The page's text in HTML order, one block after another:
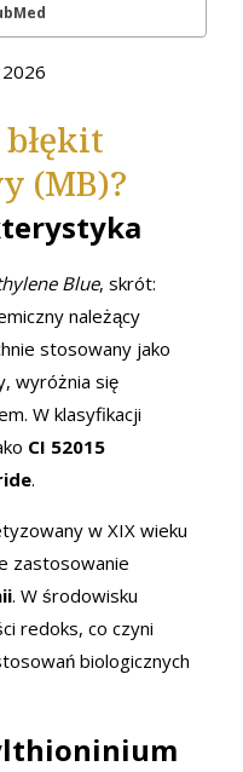
(MB)?
Blue, skrót:
należący
stosowany jako
wyróżnia się
W klasyfikacji
CI 52015
.
w XIX wieku
zastosowanie
. W środowisku
redoks, co czyni
biologicznych